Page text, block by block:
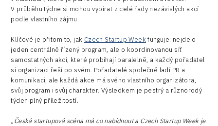
V průběhu týdne si mohou vybírat z celé řady nezávislých akcí
podle vlastního zájmu.
Klíčové je přitom to, jak Czech Startup Weekfunguje: nejde o
jeden centrálně řízený program, ale o koordinovanou síť
samostatných akcí, které probíhají paralelně, a každý pořadatel
si organizaci řeší po svém. Pořadatelé společně ladí PR a
komunikaci, ale každá akce má svého vlastního organizátora,
svůj program i svůj charakter. Výsledkem je pestrý a různorodý
týden plný příležitostí.
„Česká startupová scéna má co nabídnout a Czech Startup Week je